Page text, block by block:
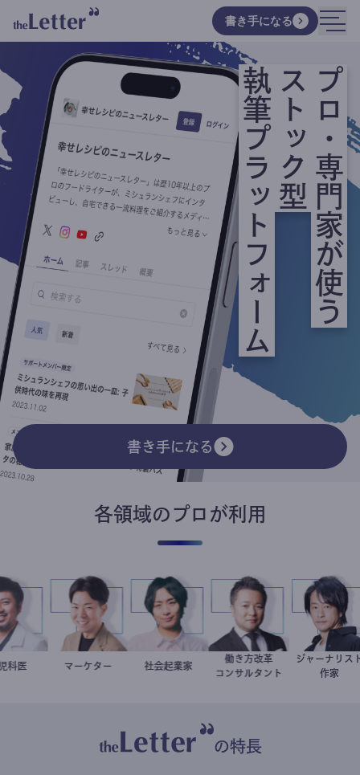
書き手になる
プロ・専門家が使う
ストック型
執筆プラットフォーム
書き手になる
各領域のプロが利用
今西洋介
小児科医 室谷良平
マーケター 駒崎弘樹
社会起業家 新田龍
働き方改革
コンサルタント
鈴木エ
ジャーナ
作家
の特長